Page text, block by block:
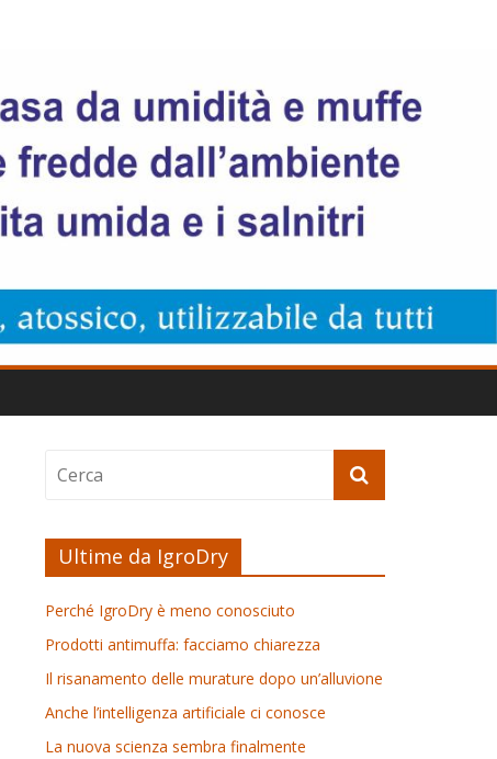
Ultime da IgroDry
Perché IgroDry è meno conosciuto
Prodotti antimuffa: facciamo chiarezza
Il risanamento delle murature dopo un’alluvione
Anche l’intelligenza artificiale ci conosce
La nuova scienza sembra finalmente